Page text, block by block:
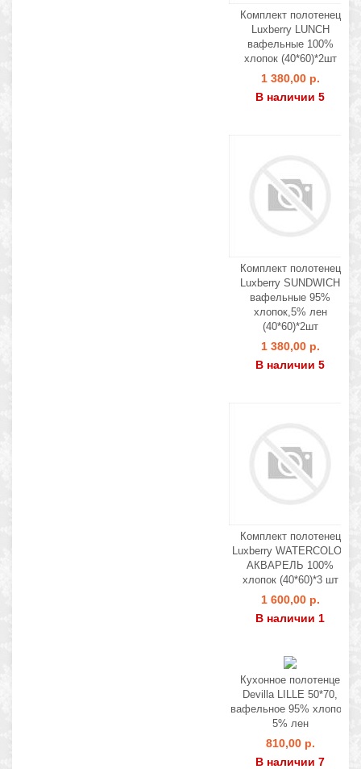
Комплект полотенец
Luxberry LUNCH
вафельные 100%
хлопок (40*60)*2шт
1 380,00 р.
В наличии 5
Комплект полотенец
Luxberry SUNDWICH
вафельные 95%
хлопок,5% лен
(40*60)*2шт
1 380,00 р.
В наличии 5
Комплект полотенец
Luxberry WATERCOLOR
АКВАРЕЛЬ 100%
хлопок (40*60)*3 шт
1 600,00 р.
В наличии 1
Кухонное полотенце
Devilla LILLE 50*70,
вафельное 95% хлопок,
5% лен
810,00 р.
В наличии 7